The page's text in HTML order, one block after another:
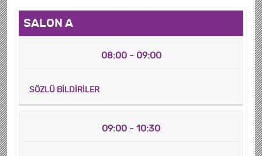
SALON A
08:00 - 09:00
SÖZLÜ BİLDİRİLER
09:00 - 10:30